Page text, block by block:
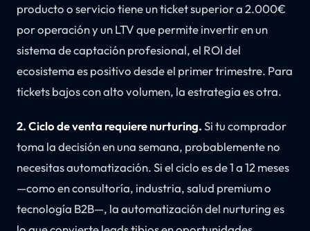
producto o servicio tiene un ticket superior a 2.000€
por operación y un LTV que permite invertir en un
sistema de captación profesional, el ROI del
ecosistema es positivo desde el primer trimestre. Para
tickets bajos con alto volumen, la estrategia es otra.
2. Ciclo de venta requiere nurturing.Si tu comprador
toma la decisión en una semana, probablemente no
necesitas automatización. Si el ciclo es de 1 a 12 meses
—como en consultoría, industria, salud premium o
tecnología B2B—, la automatización del nurturing es